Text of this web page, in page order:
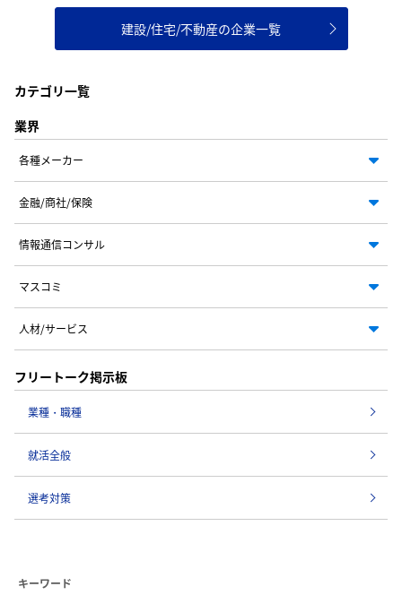
建設/住宅/不動産の企業一覧
カテゴリ一覧
業界
各種メーカー
金融/商社/保険
情報通信コンサル
マスコミ
人材/サービス
フリートーク掲示板
業種・職種
就活全般
選考対策
キーワード